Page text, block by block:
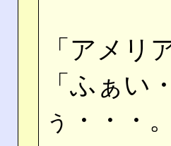
「アメリ
「ふぁい
ぅ・・・